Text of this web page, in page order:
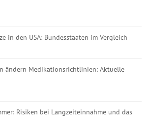
in den USA: Bundesstaaten im Vergleich
ändern Medikationsrichtlinien: Aktuelle
Risiken bei Langzeiteinnahme und das